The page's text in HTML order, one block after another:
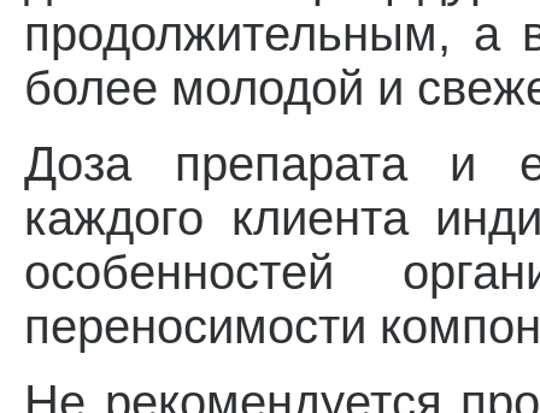
продолжительным, а
более молодой и
Доза препарата и
каждого клиента
особенностей
переносимости
Не рекомендуется